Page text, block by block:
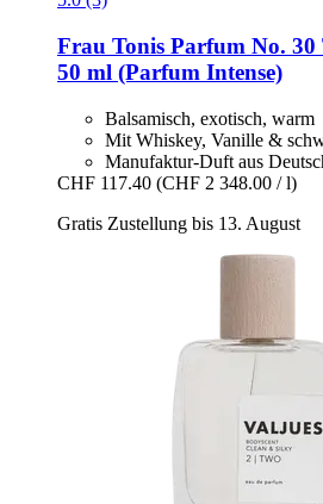
Frau Tonis Parfum No.
50 ml (Parfum Intense)
Balsamisch, exotisch, warm
Mit Whiskey, Vanille &
Manufaktur-Duft aus
CHF 117.40 (CHF 2 348.00 / l)
Gratis Zustellung bis 13. August